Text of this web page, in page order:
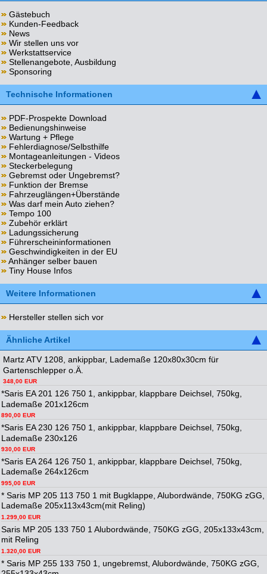
Gästebuch
Kunden-Feedback
News
Wir stellen uns vor
Werkstattservice
Stellenangebote, Ausbildung
Sponsoring
Technische Informationen
PDF-Prospekte Download
Bedienungshinweise
Wartung + Pflege
Fehlerdiagnose/Selbsthilfe
Montageanleitungen - Videos
Steckerbelegung
Gebremst oder Ungebremst?
Funktion der Bremse
Fahrzeuglängen+Überstände
Was darf mein Auto ziehen?
Tempo 100
Zubehör erklärt
Ladungssicherung
Führerscheininformationen
Geschwindigkeiten in der EU
Anhänger selber bauen
Tiny House Infos
Weitere Informationen
Hersteller stellen sich vor
Ähnliche Artikel
Martz ATV 1208, ankippbar, Lademaße 120x80x30cm für
Gartenschlepper o.Ä.
348,00 EUR
*Saris EA 201 126 750 1, ankippbar, klappbare Deichsel, 750kg,
Lademaße 201x126cm
890,00 EUR
*Saris EA 230 126 750 1, ankippbar, klappbare Deichsel, 750kg,
Lademaße 230x126
930,00 EUR
*Saris EA 264 126 750 1, ankippbar, klappbare Deichsel, 750kg,
Lademaße 264x126cm
995,00 EUR
* Saris MP 205 113 750 1 mit Bugklappe, Alubordwände, 750KG zGG,
Lademaße 205x113x43cm(mit Reling)
1.299,00 EUR
Saris MP 205 133 750 1 Alubordwände, 750KG zGG, 205x133x43cm,
mit Reling
1.320,00 EUR
* Saris MP 255 133 750 1, ungebremst, Alubordwände, 750KG zGG,